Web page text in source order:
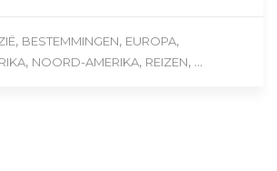
, BESTEMMINGEN, EUROPA,
, NOORD-AMERIKA, REIZEN, ...